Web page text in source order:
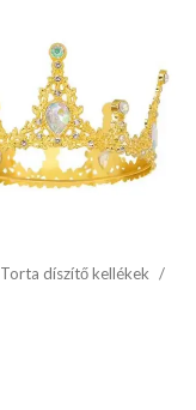
Torta díszítő kellékek